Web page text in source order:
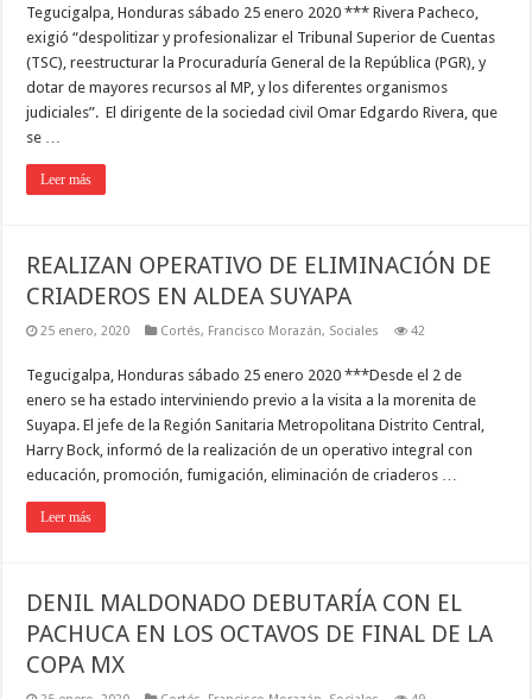
Tegucigalpa, Honduras sábado 25 enero 2020 *** Rivera Pacheco,
exigió “despolitizar y profesionalizar el Tribunal Superior de Cuentas
(TSC), reestructurar la Procuraduría General de la República (PGR), y
dotar de mayores recursos al MP, y los diferentes organismos
judiciales”. El dirigente de la sociedad civil Omar Edgardo Rivera, que
se …
Leer más
REALIZAN OPERATIVO DE ELIMINACIÓN DE
CRIADEROS EN ALDEA SUYAPA
25 enero, 2020 Cortés, Francisco Morazán, Sociales 42
Tegucigalpa, Honduras sábado 25 enero 2020 ***Desde el 2 de
enero se ha estado interviniendo previo a la visita a la morenita de
Suyapa. El jefe de la Región Sanitaria Metropolitana Distrito Central,
Harry Bock, informó de la realización de un operativo integral con
educación, promoción, fumigación, eliminación de criaderos …
Leer más
DENIL MALDONADO DEBUTARÍA CON EL
PACHUCA EN LOS OCTAVOS DE FINAL DE LA
COPA MX